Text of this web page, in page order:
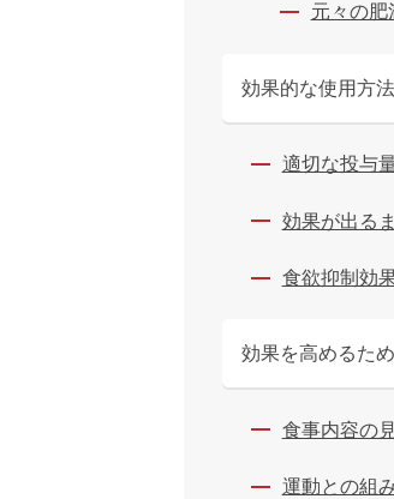
元々の肥
効果的な使用方
適切な投与
効果が出る
食欲抑制効
効果を高めるた
食事内容の
運動との組